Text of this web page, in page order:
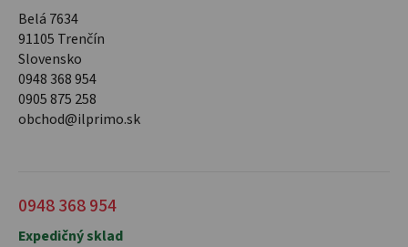
Belá 7634
91105 Trenčín
Slovensko
0948 368 954
0905 875 258
obchod@ilprimo.sk
0948 368 954
Expedičný sklad